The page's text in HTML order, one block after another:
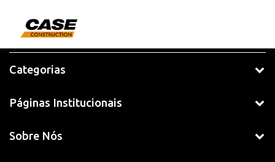
Categorias
Páginas Institucionais
Sobre Nós